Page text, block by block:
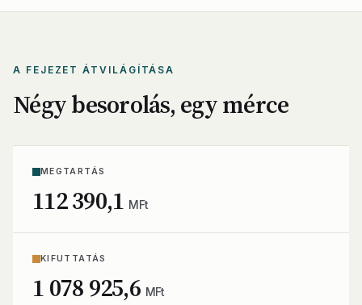
A FEJEZET ÁTVILÁGÍTÁSA
Négy besorolás, egy mérce
MEGTARTÁS
112 390,1 MFt
KIFUTTATÁS
1 078 925,6 MFt